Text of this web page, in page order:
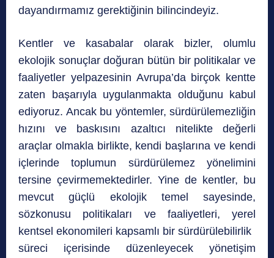
dayandırmamız gerektiğinin bilincindeyiz.
Kentler ve kasabalar olarak bizler, olumlu
ekolojik sonuçlar doğuran bütün bir politikalar ve
faaliyetler yelpazesinin Avrupa’da birçok kentte
zaten başarıyla uygulanmakta olduğunu kabul
ediyoruz. Ancak bu yöntemler, sürdürülemezliğin
hızını ve baskısını azaltıcı nitelikte değerli
araçlar olmakla birlikte, kendi başlarına ve kendi
içlerinde toplumun sürdürülemez yönelimini
tersine çevirmemektedirler. Yine de kentler, bu
mevcut güçlü ekolojik temel sayesinde,
sözkonusu politikaları ve faaliyetleri, yerel
kentsel ekonomileri kapsamlı bir sürdürülebilirlik
süreci içerisinde düzenleyecek yönetişim